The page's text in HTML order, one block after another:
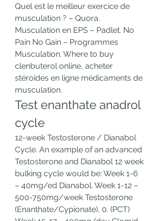
Quel est le meilleur exercice de
musculation ? – Quora.
Musculation en EPS – Padlet. No
Pain No Gain – Programmes
Musculation. Where to buy
clenbuterol online, acheter
stéroïdes en ligne médicaments de
musculation.
Test enanthate anadrol
cycle
12-week Testosterone / Dianabol
Cycle. An example of an advanced
Testosterone and Dianabol 12 week
bulking cycle would be: Week 1-6
– 40mg/ed Dianabol. Week 1-12 –
500-750mg/week Testosterone
(Enanthate/Cypionate), 0. (PCT)